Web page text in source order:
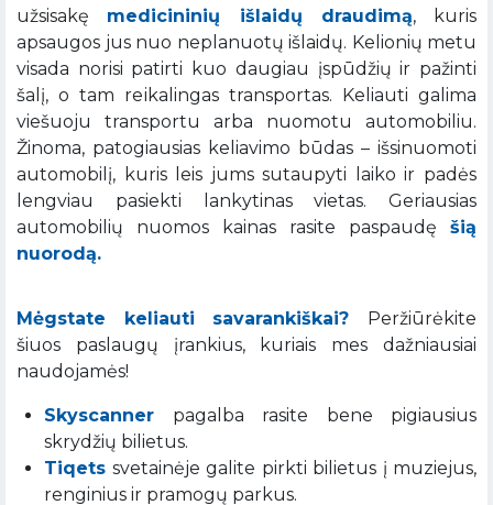
užsisakę medicininių išlaidų draudimą, kuris
apsaugos jus nuo neplanuotų išlaidų. Kelionių metu
visada norisi patirti kuo daugiau įspūdžių ir pažinti
šalį, o tam reikalingas transportas. Keliauti galima
viešuoju transportu arba nuomotu automobiliu.
Žinoma, patogiausias keliavimo būdas – išsinuomoti
automobilį, kuris leis jums sutaupyti laiko ir padės
lengviau pasiekti lankytinas vietas. Geriausias
automobilių nuomos kainas rasite paspaudę šią
nuorodą.
Mėgstate keliauti savarankiškai? Peržiūrėkite
šiuos paslaugų įrankius, kuriais mes dažniausiai
naudojamės!
Skyscanner pagalba rasite bene pigiausius
skrydžių bilietus.
Tiqets svetainėje galite pirkti bilietus į muziejus,
renginius ir pramogų parkus.